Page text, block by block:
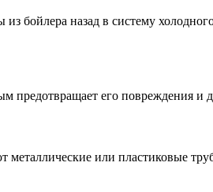
бойлера назад в систему
предотвращает его повреждения
металлические или пластиковые